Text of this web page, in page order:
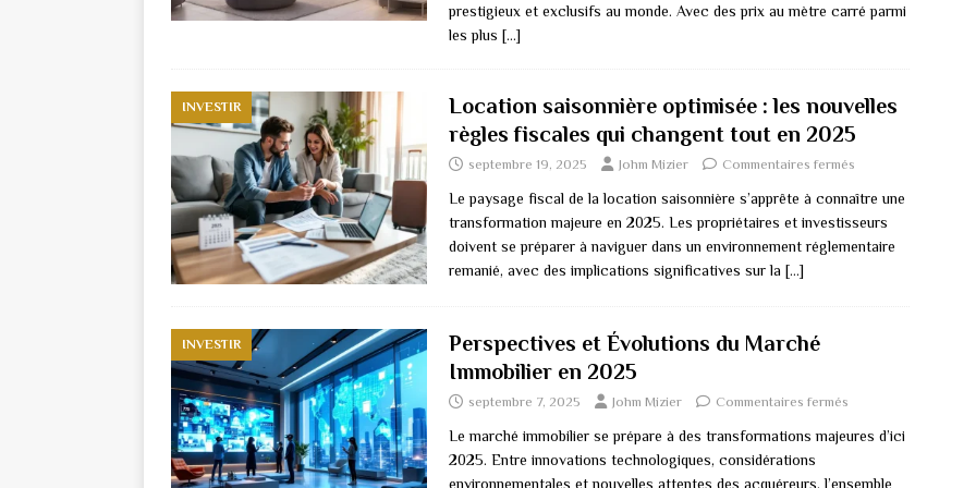
prestigieux et exclusifs au monde. Avec des prix au mètre carré parmi
les plus […]
INVESTIR
Location saisonnière optimisée : les nouvelles
règles fiscales qui changent tout en 2025
septembre 19, 2025 Johm Mizier Commentaires fermés
Le paysage fiscal de la location saisonnière s’apprête à connaître une
transformation majeure en 2025. Les propriétaires et investisseurs
doivent se préparer à naviguer dans un environnement réglementaire
remanié, avec des implications significatives sur la […]
INVESTIR
Perspectives et Évolutions du Marché
Immobilier en 2025
septembre 7, 2025 Johm Mizier Commentaires fermés
Le marché immobilier se prépare à des transformations majeures d’ici
2025. Entre innovations technologiques, considérations
environnementales et nouvelles attentes des acquéreurs, l’ensemble